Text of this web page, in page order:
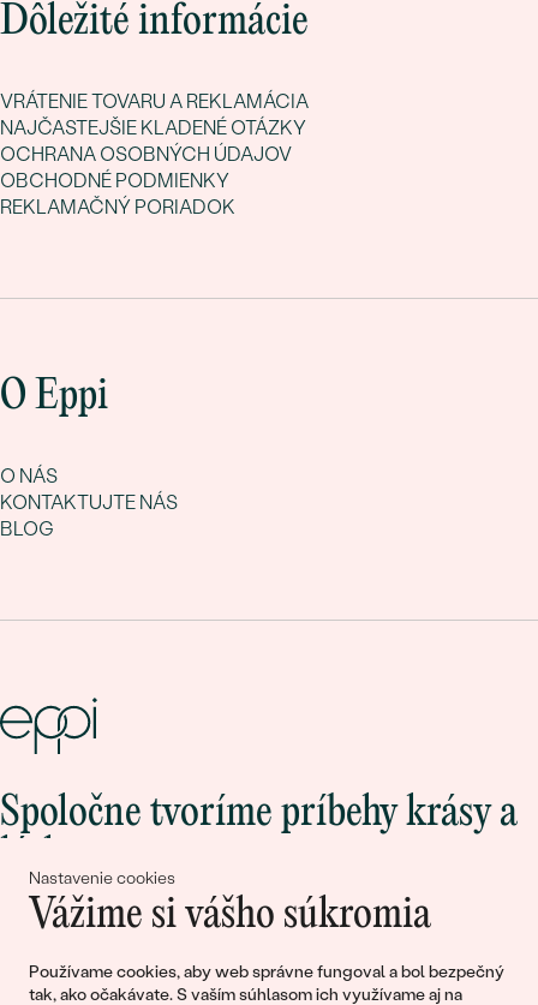
Nastavenie cookies
Vážime si vášho súkromia
Používame cookies, aby web správne fungoval a bol bezpečný
tak, ako očakávate. S vaším súhlasom ich využívame aj na
Dôležité informácie
VRÁTENIE TOVARU A REKLAMÁCIA
NAJČASTEJŠIE KLADENÉ OTÁZKY
OCHRANA OSOBNÝCH ÚDAJOV
OBCHODNÉ PODMIENKY
REKLAMAČNÝ PORIADOK
O Eppi
O NÁS
KONTAKTUJTE NÁS
BLOG
Spoločne tvoríme príbehy krásy a
Pripojte sa k nám!